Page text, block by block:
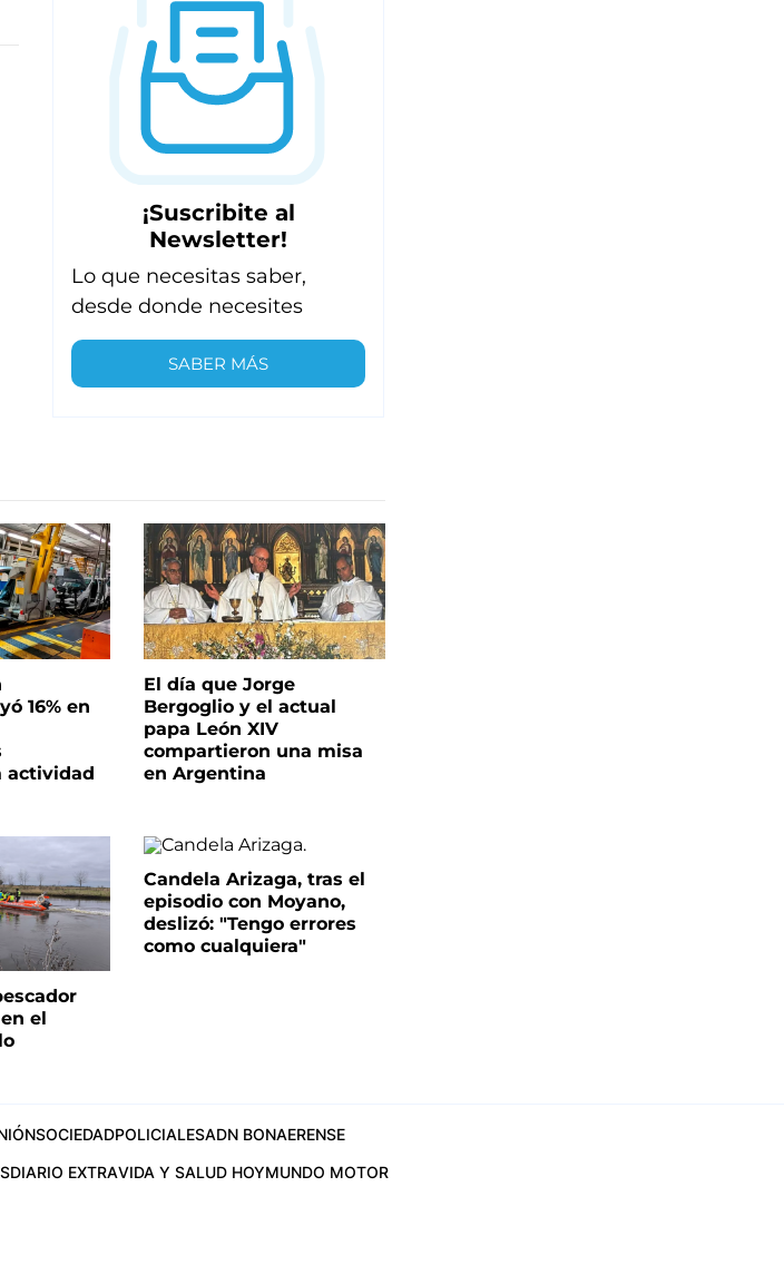
¡Suscribite al
Newsletter!
Lo que necesitas saber,
desde donde necesites
SABER MÁS
16% en
actividad
El día que Jorge
Bergoglio y el actual
papa León XIV
compartieron una misa
en Argentina
el
Candela Arizaga, tras el
episodio con Moyano,
deslizó: "Tengo errores
como cualquiera"
SOCIEDADPOLICIALESADN BONAERENSE
DIARIO EXTRAVIDA Y SALUD HOYMUNDO MOTOR